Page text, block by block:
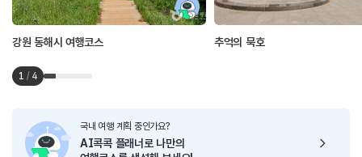
강원 동해시 여행코스 추억의 묵호
1 / 4
국내 여행 계획 중인가요?
AI콕콕 플래너로 나만의